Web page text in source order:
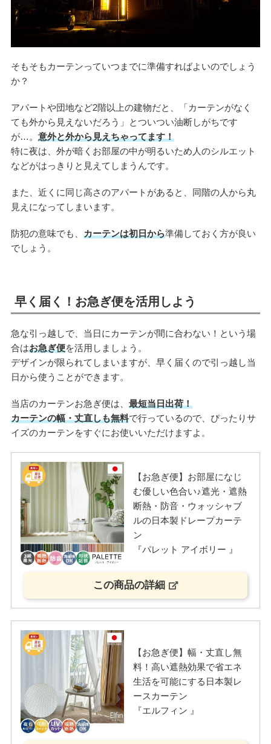
そもそもカーテンっていつまでに準備すればよいのでしょう
か？
アパートや団地など2階以上の建物だと、「カーテンがなく
ても外から見えないだろう」とついつい油断しがちです
が…。 意外と外から見えちゃってます！
特に夜は、外が暗くお部屋の中が明るいため人のシルエット
などがはっきりと見えてしまうんです。
また、近くに同じ高さのアパートがあると、同階の人から丸
見えになってしまいます。
防犯の意味でも、 カーテンは初日から準備しておく方が良い
でしょう。
早く届く！お急ぎ便を活用しよう
急な引っ越しで、当日にカーテンが間に合わない！という場
合はお急ぎ便を活用しましょう。
デザインが限られてしまいますが、早く届くので引っ越し当
日から使うことができます。
当店のカーテンお急ぎ便は、 最短当日出荷！
カーテンの幅・丈直しも無料で行っているので、ぴったりサ
イズのカーテンをすぐにお使いいただけますよ。
【お急ぎ便】お部屋になじ
む優しい色合い♪遮光・遮熱
断熱・防音・ウォッシャブ
ルの日本製ドレープカーテ
ン
『パレット アイボリー 』
この商品の詳細
【お急ぎ便】幅・丈直し無
料！高い遮熱効果で省エネ
生活を可能にする日本製レ
ースカーテン
『エルフィン 』